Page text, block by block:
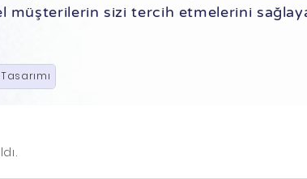
müşterilerin sizi tercih etmelerini